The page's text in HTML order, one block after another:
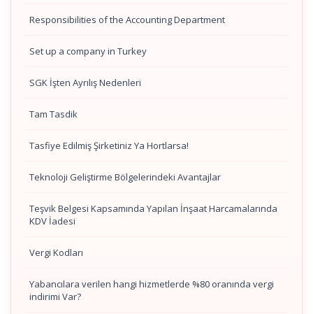
Responsibilities of the Accounting Department
Set up a company in Turkey
SGK İşten Ayrılış Nedenleri
Tam Tasdik
Tasfiye Edilmiş Şirketiniz Ya Hortlarsa!
Teknoloji Geliştirme Bölgelerindeki Avantajlar
Teşvik Belgesi Kapsamında Yapılan İnşaat Harcamalarında
KDV İadesi
Vergi Kodları
Yabancılara verilen hangi hizmetlerde %80 oranında vergi
indirimi Var?